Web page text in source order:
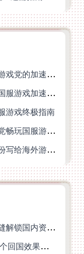
巴西怎么玩边锋四人斗地主精简版？海外游戏党的加速器终极选择
巴西怎么玩新笑傲江湖不卡顿？海外玩家国服游戏加速终极指南（附猫和老鼠一梦江湖实测）
游戏终极指南
足球世界国外加速器下载安装指南：海外党畅玩国服游戏的终极解决方案
国外玩合金弹头：觉醒用什么加速器？一份写给海外游子的畅玩指南
海外党必看：如何选对回国翻墙VPN，无缝解锁国内资源？
ChickCN VPN好用吗？和海牛VPN对比哪个回国效果更好？